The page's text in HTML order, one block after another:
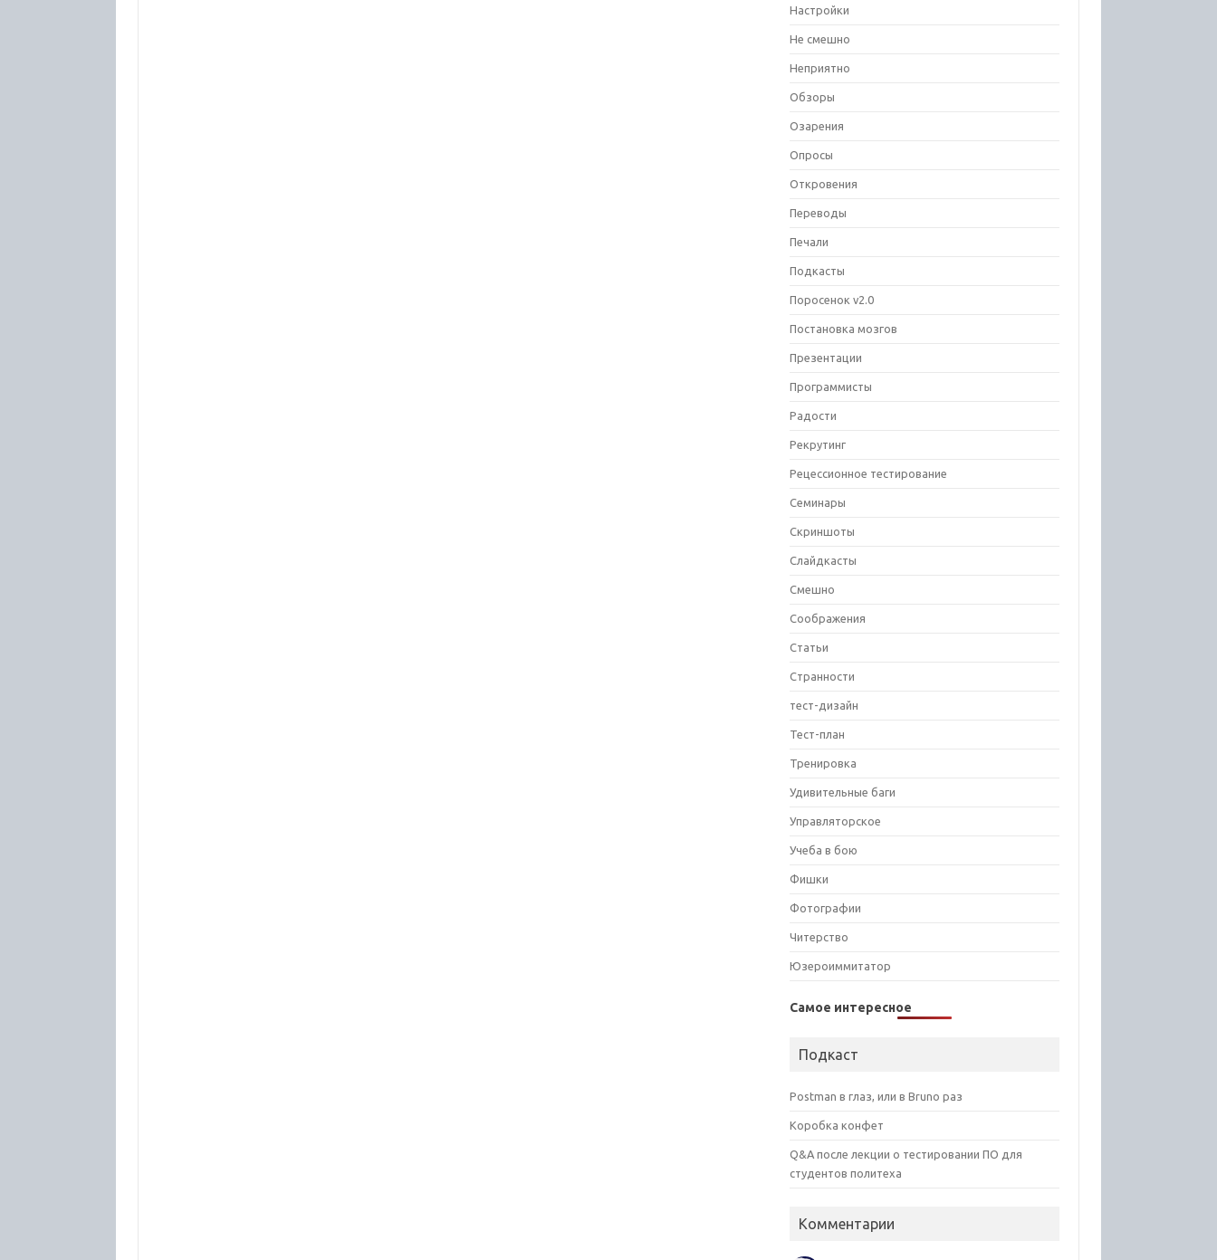
Настройки
Не смешно
Неприятно
Обзоры
Озарения
Опросы
Откровения
Переводы
Печали
Подкасты
Поросенок v2.0
Постановка мозгов
Презентации
Программисты
Радости
Рекрутинг
Рецессионное тестирование
Семинары
Скриншоты
Слайдкасты
Смешно
Соображения
Статьи
Странности
тест-дизайн
Тест-план
Тренировка
Удивительные баги
Управляторское
Учеба в бою
Фишки
Фотографии
Читерство
Юзероиммитатор
Самое интересное
Подкаст
Postman в глаз, или в Bruno раз
Коробка конфет
Q&A после лекции о тестировании ПО для
студентов политеха
Комментарии